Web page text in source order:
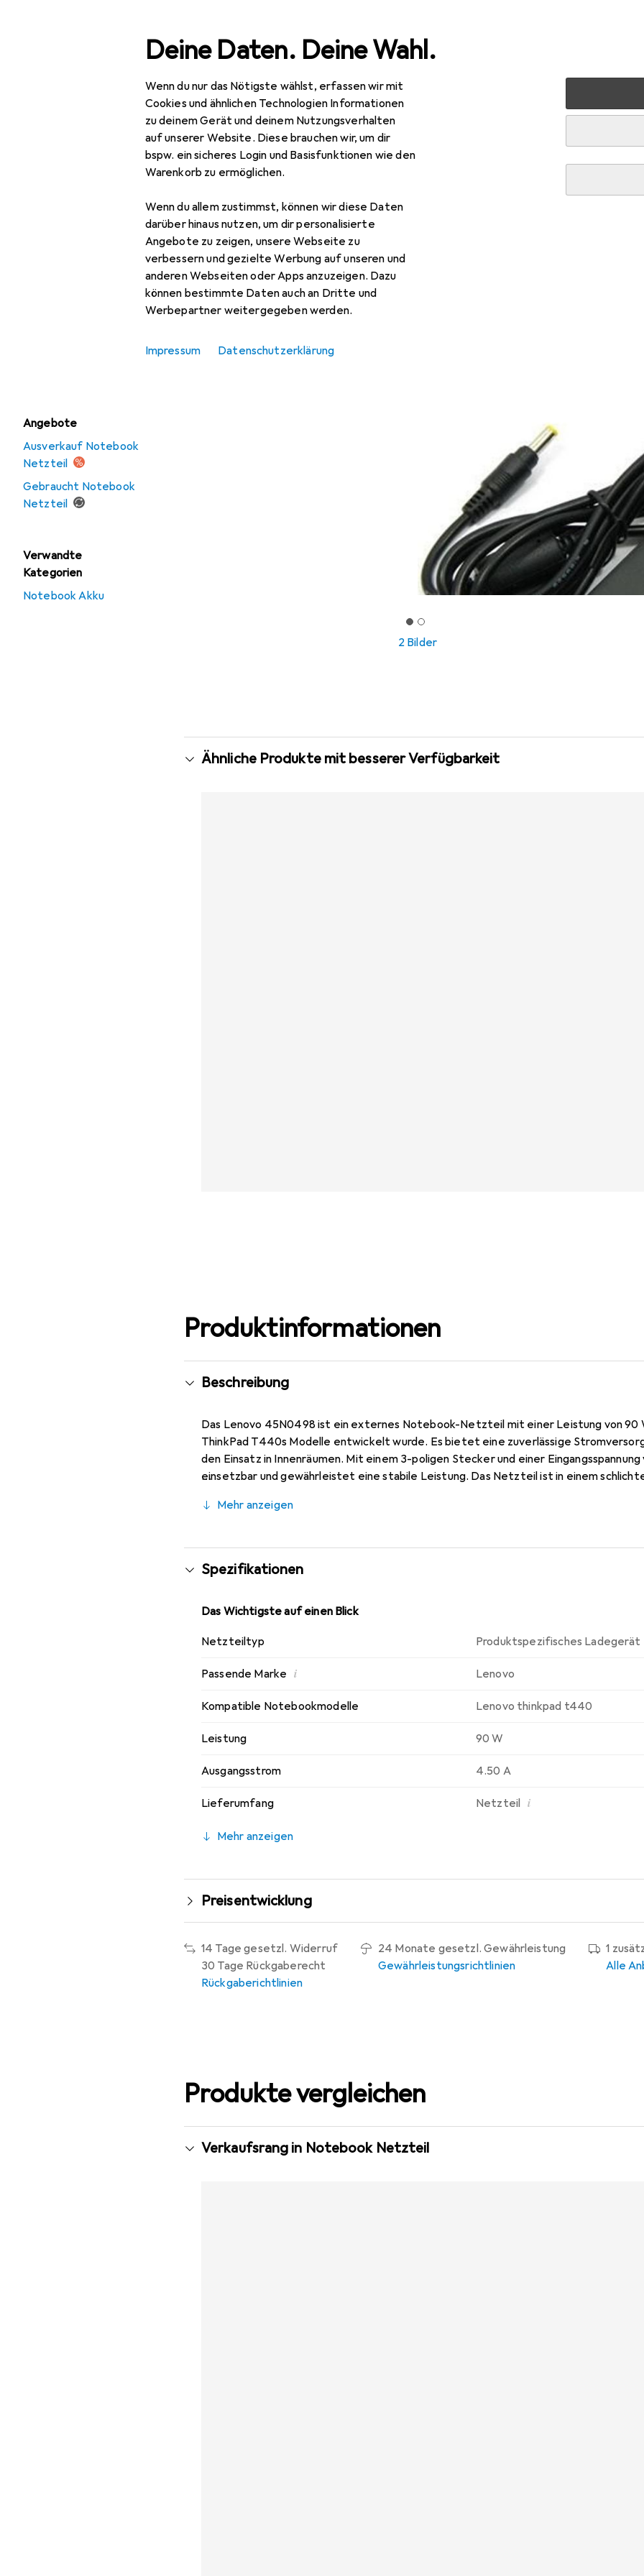
Deine Daten. Deine Wahl.
Wenn du nur das Nötigste wählst, erfassen wir mit
Cookies und ähnlichen Technologien Informationen
zu deinem Gerät und deinem Nutzungsverhalten
auf unserer Website. Diese brauchen wir, um dir
bspw. ein sicheres Login und Basisfunktionen wie den
Warenkorb zu ermöglichen.
Wenn du allem zustimmst, können wir diese Daten
darüber hinaus nutzen, um dir personalisierte
Angebote zu zeigen, unsere Webseite zu
verbessern und gezielte Werbung auf unseren und
anderen Webseiten oder Apps anzuzeigen. Dazu
können bestimmte Daten auch an Dritte und
Werbepartner weitergegeben werden.
Impressum Datenschutzerklärung
Navigation nach Kategorien
Angebote
Ausverkauf Notebook
Netzteil
Gebraucht Notebook
Netzteil
Verwandte
Kategorien
Notebook Akku
Gesamtsortiment IT + Multimedia Notebooks + PCs
2 Bilder
Ähnliche Produkte mit besserer Verfügbarkeit
Produktinformationen
Beschreibung
Das Lenovo 45N0498 ist ein externes Notebook-Netzteil mit einer Leistung von 90
ThinkPad T440s Modelle entwickelt wurde. Es bietet eine zuverlässige
den Einsatz in Innenräumen. Mit einem 3-poligen Stecker und einer
einsetzbar und gewährleistet eine stabile Leistung. Das Netzteil ist in einem
wichtiges Zubehör für alle, die ihre Lenovo ThinkPad Laptops effizient betreiben
Mehr anzeigen
Spezifikationen
Das Wichtigste auf einen Blick
Netzteiltyp Produktspezifisches Ladegerät
Passende Marke i Lenovo
Kompatible Notebookmodelle Lenovo thinkpad t440
Leistung 90 W
Ausgangsstrom 4.50 A
Lieferumfang Netzteil i
Mehr anzeigen
Preisentwicklung
14 Tage gesetzl. Widerruf
30 Tage Rückgaberecht
Rückgaberichtlinien
24 Monate gesetzl. Gewährleistung
Gewährleistungsrichtlinien
1
Alle
Produkte vergleichen
Verkaufsrang in Notebook Netzteil